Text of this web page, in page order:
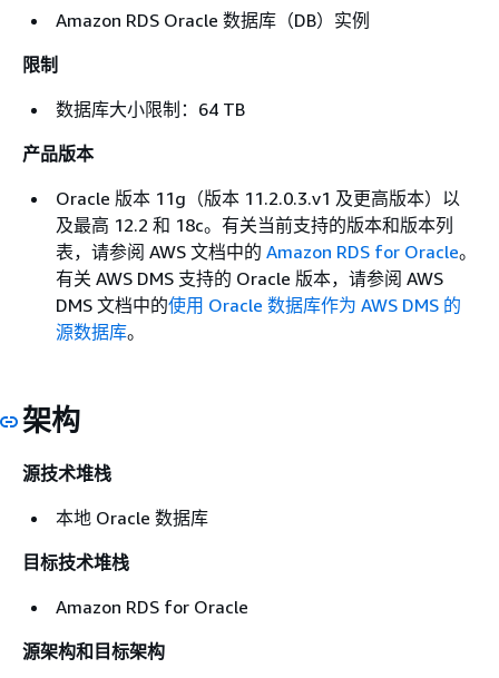
Amazon RDS Oracle 数据库（DB）实例
限制
数据库大小限制：64 TB
产品版本
Oracle 版本 11g（版本 11.2.0.3.v1 及更高版本）以
及最高 12.2 和 18c。有关当前支持的版本和版本列
表，请参阅 AWS 文档中的 Amazon RDS for Oracle。
有关 AWS DMS 支持的 Oracle 版本，请参阅 AWS
DMS 文档中的使用 Oracle 数据库作为 AWS DMS 的
源数据库。
架构
源技术堆栈
本地 Oracle 数据库
目标技术堆栈
Amazon RDS for Oracle
源架构和目标架构